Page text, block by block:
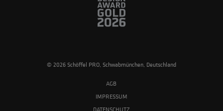
© 2026 Schöffel PRO, Schwabmünchen, Deutschland
AGB
IMPRESSUM
DATENSCHUTZ